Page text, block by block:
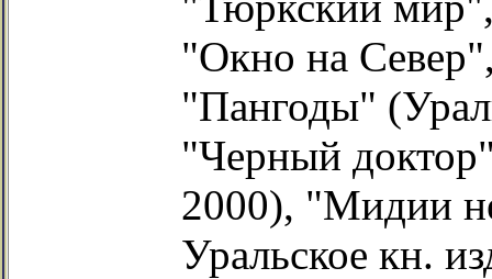
"Окно на
"Пангоды"
"Черный
2000), "Мидии
Уральское кн.